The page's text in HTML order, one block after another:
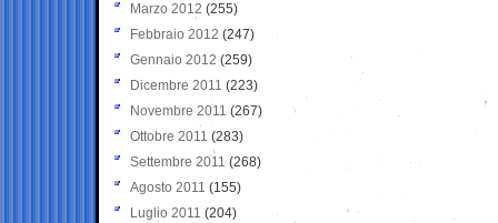
Marzo 2012 (255)
Febbraio 2012 (247)
Gennaio 2012 (259)
Dicembre 2011 (223)
Novembre 2011 (267)
Ottobre 2011 (283)
Settembre 2011 (268)
Agosto 2011 (155)
Luglio 2011 (204)